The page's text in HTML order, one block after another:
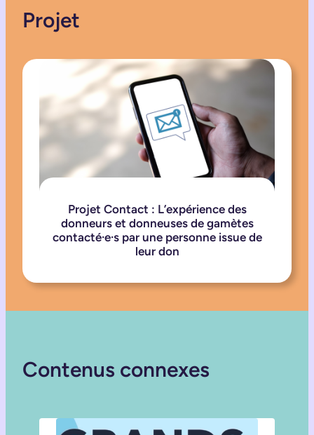
Projet
Projet Contact : L’expérience des
donneurs et donneuses de gamètes
contacté·e·s par une personne issue de
leur don
Contenus connexes